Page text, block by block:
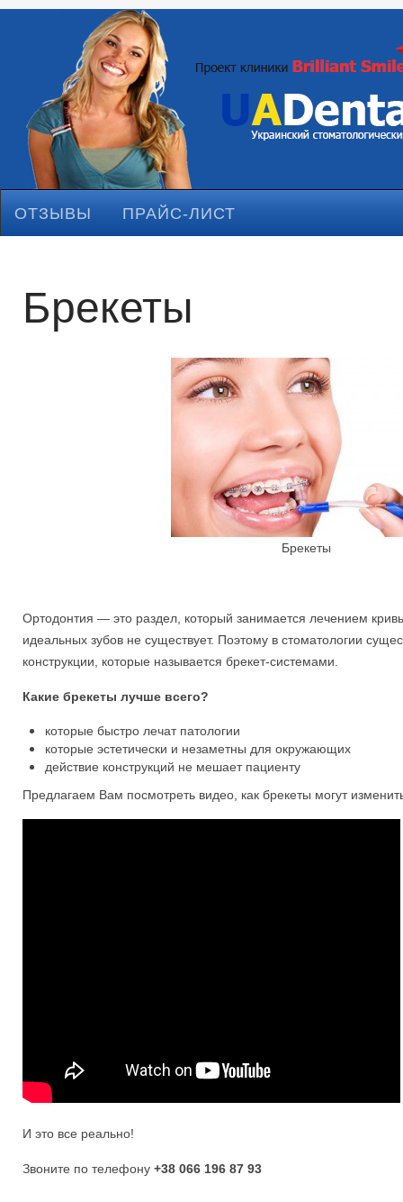
ОТЗЫВЫ ПРАЙС-ЛИСТ
Брекеты
Брекеты
Ортодонтия — это раздел, который занимается лечением
идеальных зубов не существует. Поэтому в стоматологии
конструкции, которые называется брекет-системами.
Какие брекеты лучше всего?
которые быстро лечат патологии
которые эстетически и незаметны для окружающих
действие конструкций не мешает пациенту
Предлагаем Вам посмотреть видео, как брекеты могут
И это все реально!
Звоните по телефону +38 066 196 87 93